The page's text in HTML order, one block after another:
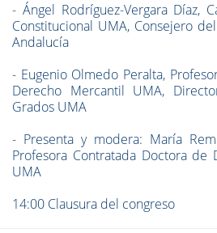
- Ángel Rodríguez-Vergara Díaz,
Constitucional UMA, Consejero
Andalucía
- Eugenio Olmedo Peralta,
Derecho Mercantil UMA,
Grados UMA
- Presenta y modera: María
Profesora Contratada Doctora de
UMA
14:00 Clausura del congreso